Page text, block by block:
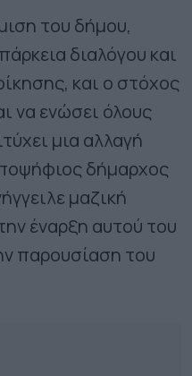
του δήμου,
διαλόγου και
και ο στόχος
να ενώσει όλους
μια αλλαγή
δήμαρχος
μαζική
έναρξη αυτού του
παρουσίαση του